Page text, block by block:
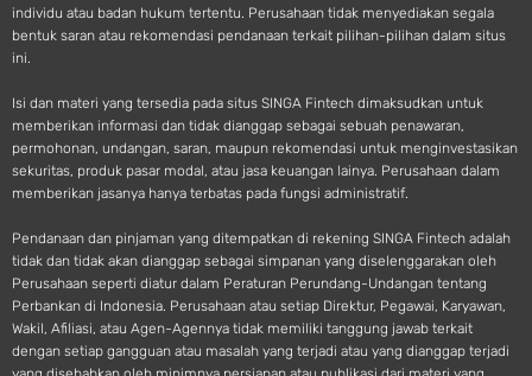
individu atau badan hukum tertentu. Perusahaan tidak menyediakan segala
bentuk saran atau rekomendasi pendanaan terkait pilihan-pilihan dalam situs
ini.
Isi dan materi yang tersedia pada situs SINGA Fintech dimaksudkan untuk
memberikan informasi dan tidak dianggap sebagai sebuah penawaran,
permohonan, undangan, saran, maupun rekomendasi untuk menginvestasikan
sekuritas, produk pasar modal, atau jasa keuangan lainya. Perusahaan dalam
memberikan jasanya hanya terbatas pada fungsi administratif.
Pendanaan dan pinjaman yang ditempatkan di rekening SINGA Fintech adalah
tidak dan tidak akan dianggap sebagai simpanan yang diselenggarakan oleh
Perusahaan seperti diatur dalam Peraturan Perundang-Undangan tentang
Perbankan di Indonesia. Perusahaan atau setiap Direktur, Pegawai, Karyawan,
Wakil, Afiliasi, atau Agen-Agennya tidak memiliki tanggung jawab terkait
dengan setiap gangguan atau masalah yang terjadi atau yang dianggap terjadi